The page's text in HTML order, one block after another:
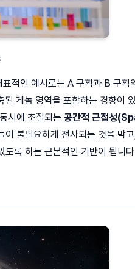
적인 예시로는 A 구획과 B 구획
게놈 영역을 포함하는 경향이
시에 조절되는 공간적 근접성
불필요하게 전사되는 것을 막
록 하는 근본적인 기반이 됩니